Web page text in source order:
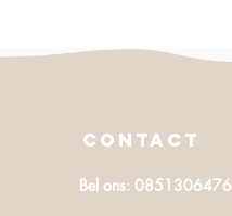
CONTACT
Bel ons: 0851306476